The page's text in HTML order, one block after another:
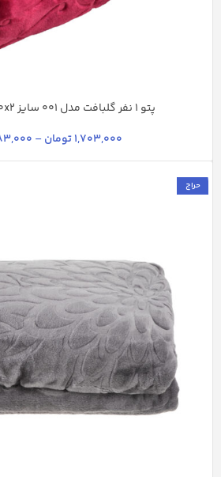
آبی کاربنیارغوانی روشنسدری شکلاتی
پتو 1 نفر گلبافت مدل 001 سایز 220x160x2 سانتی‌متر
1,703,000تومان –
حراج